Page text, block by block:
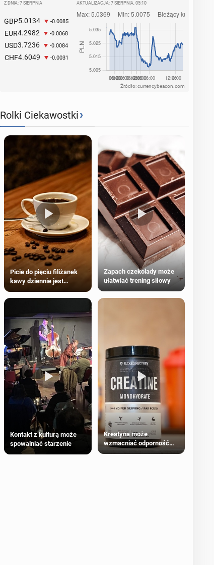
Z DNIA: 7 SIERPNIA
GBP5.0134 -0.0085
EUR4.2982 -0.0068
USD3.7236 -0.0084
CHF4.6049 -0.0031
AKTUALIZACJA: 7 SIERPNIA, 05:10
Źródło: currencybeacon.com
Rolki Ciekawostki›
Picie do pięciu filiżanek
kawy dziennie jest
większości dorosłych
Zapach czekolady może
ułatwiać trening siłowy
Kontakt z kulturą może
spowalniać starzenie
Kreatyna może
wzmacniać odporność
przeciw nowotworom